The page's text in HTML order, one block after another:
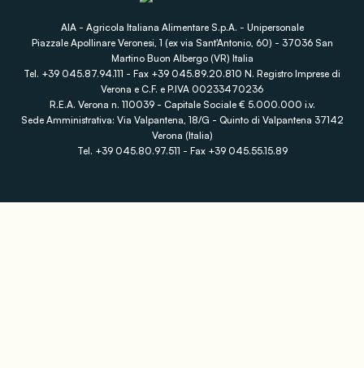
AIA - Agricola Italiana Alimentare S.p.A. - Unipersonale
Piazzale Apollinare Veronesi, 1 (ex via Sant'Antonio, 60) - 37036 San
Martino Buon Albergo (VR) Italia
Tel. +39 045.87.94.111 - Fax +39 045.89.20.810 N. Registro Imprese di
Verona e C.F. e P.IVA 00233470236
R.E.A. Verona n. 110039 - Capitale Sociale € 5.000.000 i.v.
Sede Amministrativa: Via Valpantena, 18/G - Quinto di Valpantena 37142
Verona (Italia)
Tel. +39 045.80.97.511 - Fax +39 045.55.15.89